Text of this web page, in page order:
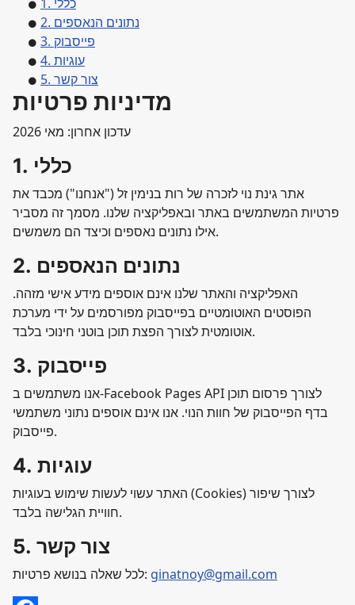
2. נתונים הנאספים
3. פייסבוק
4. עוגיות
5. צור קשר
מדיניות פרטיות
עדכון אחרון: מאי 2026
1. כללי
אתר גינת נוי לזכרה של רות בנימין זל ("אנחנו") מכבד את
פרטיות המשתמשים באתר ובאפליקציה שלנו. מסמך זה מסביר
אילו נתונים נאספים וכיצד הם משמשים.
2. נתונים הנאספים
האפליקציה והאתר שלנו אינם אוספים מידע אישי מזהה.
הפוסטים האוטומטיים בפייסבוק מפורסמים על ידי מערכת
אוטומטית לצורך הפצת תוכן בוטני חינוכי בלבד.
3. פייסבוק
אנו משתמשים ב-Facebook Pages API לצורך פרסום תוכן
בדף הפייסבוק של חוות הנוי. אנו אינם אוספים נתוני משתמשי
פייסבוק.
4. עוגיות
האתר עשוי לעשות שימוש בעוגיות (Cookies) לצורך שיפור
חוויית הגלישה בלבד.
5. צור קשר
לכל שאלה בנושא פרטיות: ginatnoy@gmail.com